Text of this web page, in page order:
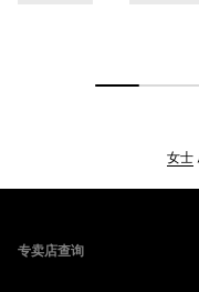
女士
专卖店查询